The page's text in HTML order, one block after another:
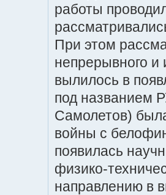
работы
При этом
непрерывного и
вылилось в
под названием
Самолетов)
войны с
появилась
физико-
направлению в